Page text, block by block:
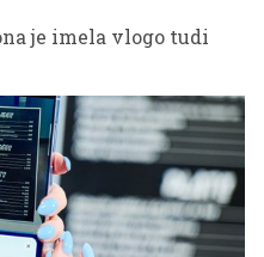
je imela vlogo tudi